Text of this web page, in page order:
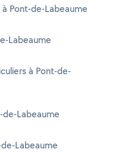
Pont-de-Labeaume
Labeaume
à Pont-de-
Labeaume
Labeaume